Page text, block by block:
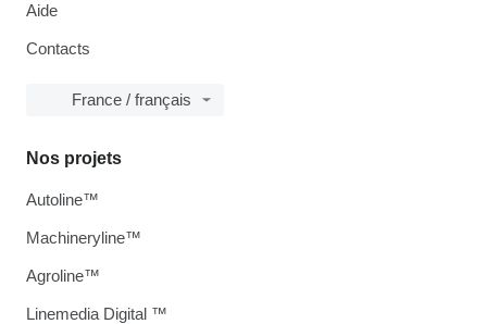
Aide
Contacts
France / français
Nos projets
Autoline™
Machineryline™
Agroline™
Linemedia Digital ™